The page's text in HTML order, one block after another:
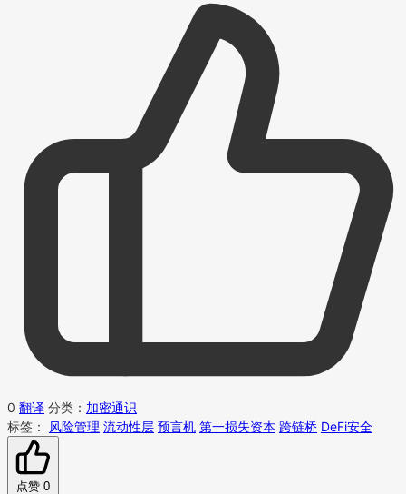
0 翻译 分类： 加密通识
标签：
风险管理 流动性层 预言机 第一损失资本 跨链桥 DeFi安全
点赞 0